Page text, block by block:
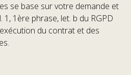
se base sur votre demande et
1ère phrase, let. b du RGPD
du contrat et des